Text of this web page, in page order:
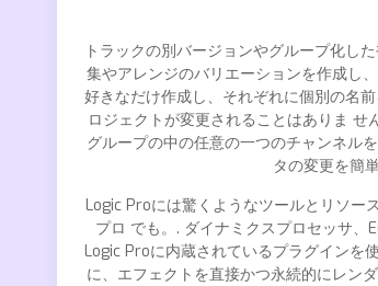
トラックの別バージョンやグループ化し
集やアレンジのバリエーションを作成し
好きなだけ作成し、それぞれに個別の名
ロジェクトが変更されることはありま
グループの中の任意の一つのチャンネル
タの変更を簡
Logic Proには驚くようなツールとリソー
プロ でも。. ダイナミクスプロセッサ
Logic Proに内蔵されているプラグインを
に、エフェクトを直接かつ永続的にレン